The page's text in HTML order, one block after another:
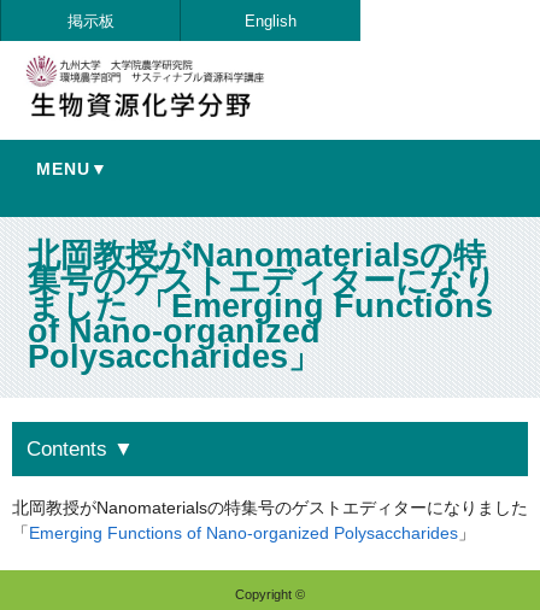
掲示板 English
MENU▼
北岡教授がNanomaterialsの特
集号のゲストエディターになり
ました 「Emerging Functions
of Nano-organized
Polysaccharides」
北岡教授がNanomaterialsの特集号のゲストエディターになりました
「Emerging Functions of Nano-organized Polysaccharides 」
Contents ▼
Copyright ©